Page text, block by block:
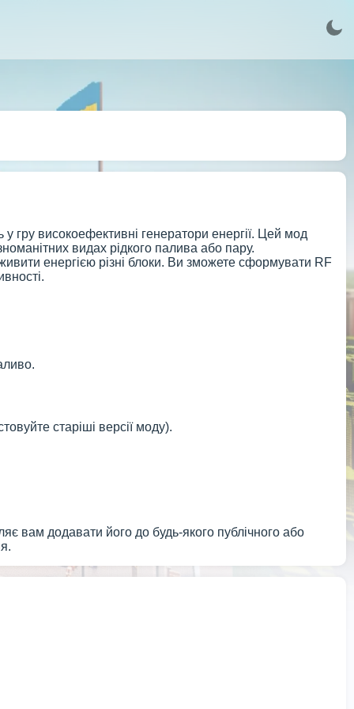
гру високоефективні генератори енергії. Цей мод
видах рідкого палива або пару.
енергією різні блоки. Ви зможете сформувати RF
старіші версії моду).
вам додавати його до будь-якого публічного або